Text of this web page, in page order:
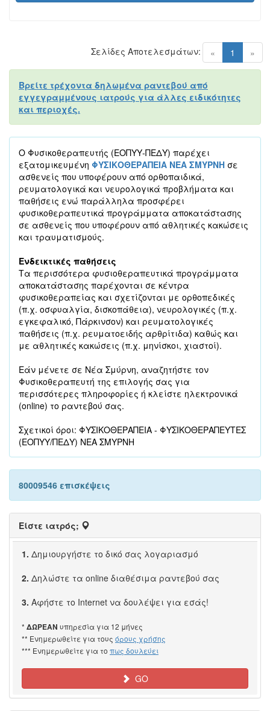
« 1 (current)
»
Σελίδες Αποτελεσμάτων:
Βρείτε τρέχοντα δηλωμένα ραντεβού από
εγγεγραμμένους ιατρούς για άλλες ειδικότητες
και περιοχές.
Ο Φυσικοθεραπευτής (ΕΟΠΥΥ-ΠΕΔΥ) παρέχει
εξατομικευμένη ΦΥΣΙΚΟΘΕΡΑΠΕΙΑ ΝΕΑ ΣΜΥΡΝΗ σε
ασθενείς που υποφέρουν από ορθοπαιδικά,
ρευματολογικά και νευρολογικά προβλήματα και
παθήσεις ενώ παράλληλα προσφέρει
φυσικοθεραπευτικά προγράμματα αποκατάστασης
σε ασθενείς που υποφέρουν από αθλητικές κακώσεις
και τραυματισμούς.
Ενδεικτικές παθήσεις
Τα περισσότερα φυσιοθεραπευτικά προγράμματα
αποκατάστασης παρέχονται σε κέντρα
φυσικοθεραπείας και σχετίζονται με ορθοπεδικές
(π.χ. οσφυαλγία, δισκοπάθεια), νευρολογικές (π.χ.
εγκεφαλικό, Πάρκινσον) και ρευματολογικές
παθήσεις (π.χ. ρευματοειδής αρθρίτιδα) καθώς και
με αθλητικές κακώσεις (π.χ. μηνίσκοι, χιαστοί).
Εάν μένετε σε Νέα Σμύρνη, αναζητήστε τον
Φυσικοθεραπευτή της επιλογής σας για
περισσότερες πληροφορίες ή κλείστε ηλεκτρονικά
(online) το ραντεβού σας.
Σχετικοί όροι: ΦΥΣΙΚΟΘΕΡΑΠΕΙΑ - ΦΥΣΙΚΟΘΕΡΑΠΕΥΤΕΣ
(ΕΟΠΥΥ/ΠΕΔΥ) ΝΕΑ ΣΜΥΡΝΗ
80009546 επισκέψεις
Είστε ιατρός;
1. Δημιουργήστε το δικό σας λογαριασμό
2. Δηλώστε τα online διαθέσιμα ραντεβού σας
3. Αφήστε το Internet να δουλέψει για εσάς!
* ΔΩΡΕΑΝ υπηρεσία για 12 μήνες
** Ενημερωθείτε για τους όρους χρήσης
*** Ενημερωθείτε για το πως δουλεύει
GO